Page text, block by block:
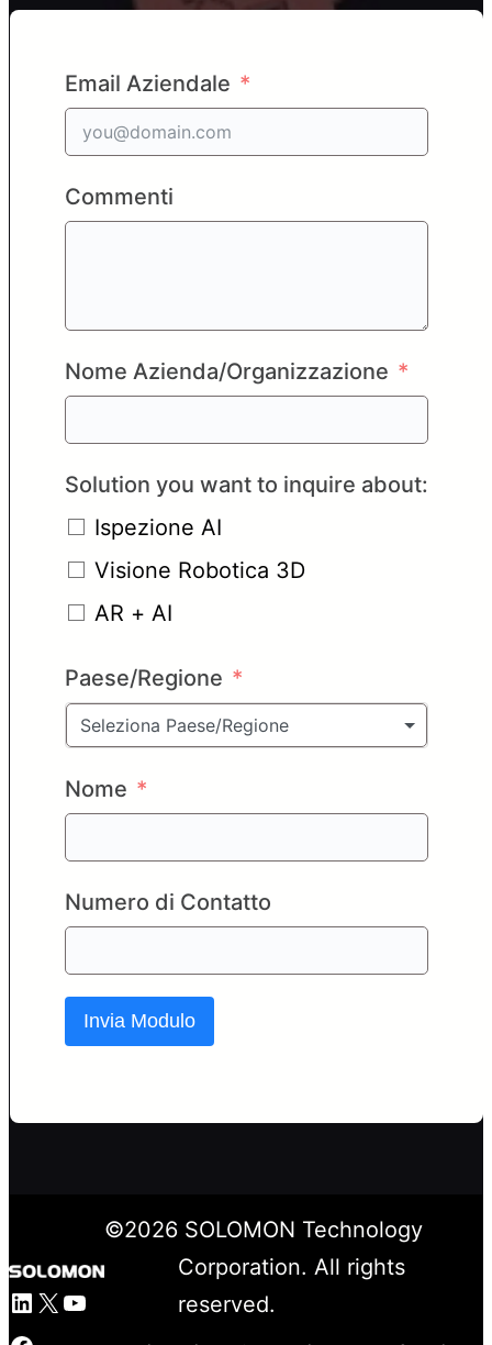
Email Aziendale
Commenti
Nome Azienda/Organizzazione
Solution you want to inquire about:
Ispezione AI
Visione Robotica 3D
AR + AI
Paese/Regione
Seleziona Paese/Regione
Nome
Numero di Contatto
Invia Modulo
LinkedIn
X YouTube
©2026SOLOMON Technology
Corporation. All rights
reserved.